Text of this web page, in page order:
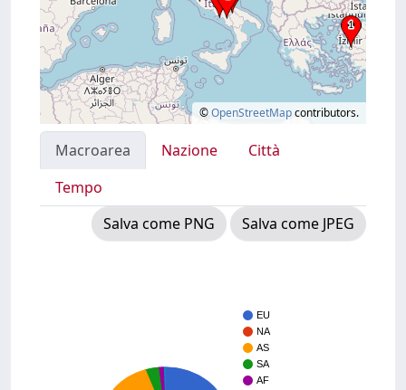
©OpenStreetMapcontributors.
Macroarea Nazione
Città
Tempo
Salva come PNG
Salva come JPEG
EU
NA
AS
SA
AF